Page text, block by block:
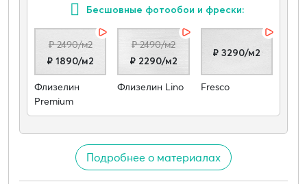
Бесшовные фотообои и фрески:
₽ 2490/м2
₽ 1890/м2
Флизелин
Premium
₽ 2490/м2
₽ 2290/м2
Флизелин Lino
₽ 3290/м2
Fresco
Подробнее о материалах